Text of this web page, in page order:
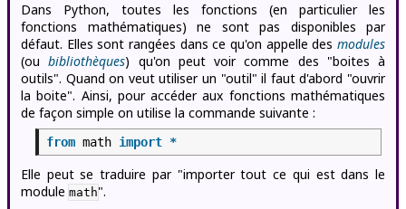
Dans Python, toutes les fonctions (en particulier les
fonctions mathématiques) ne sont pas disponibles par
défaut. Elles sont rangées dans ce qu'on appelle des modules
(oubibliothèques) qu'on peut voir comme des "boites à
outils". Quand on veut utiliser un "outil" il faut d'abord "ouvrir
la boite". Ainsi, pour accéder aux fonctions mathématiques
de façon simple on utilise la commande suivante :
from math import *
Elle peut se traduire par "importer tout ce qui est dans le
module math".